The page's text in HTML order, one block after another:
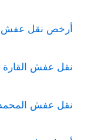
أرخص نقل عفش
نقل عفش القارة
نقل عفش